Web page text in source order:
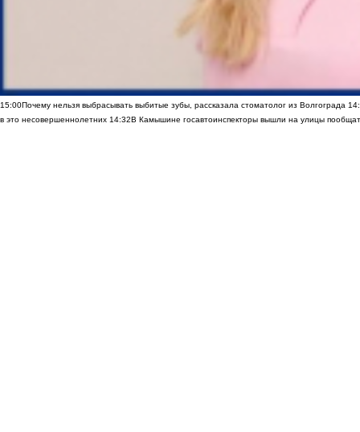
15:00Почему нельзя выбрасывать выбитые зубы, рассказала стоматолог из Волгограда
в это несовершеннолетних 14:32В Камышине госавтоинспекторы вышли на улицы